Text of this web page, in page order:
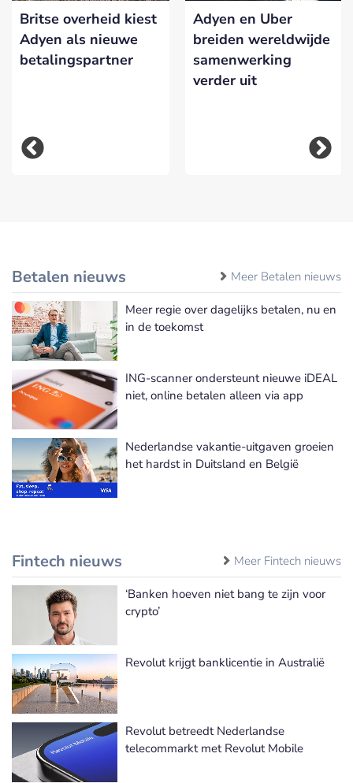
Britse overheid kiest
Adyen als nieuwe
betalingspartner
Adyen en Uber
breiden wereldwijde
samenwerking
verder uit
Betalen nieuws Meer Betalen nieuws
Meer regie over dagelijks betalen, nu en
in de toekomst
ING-scanner ondersteunt nieuwe iDEAL
niet, online betalen alleen via app
Nederlandse vakantie-uitgaven groeien
het hardst in Duitsland en België
Fintech nieuws Meer Fintech nieuws
‘Banken hoeven niet bang te zijn voor
crypto’
Revolut krijgt banklicentie in Australië
Revolut betreedt Nederlandse
telecommarkt met Revolut Mobile